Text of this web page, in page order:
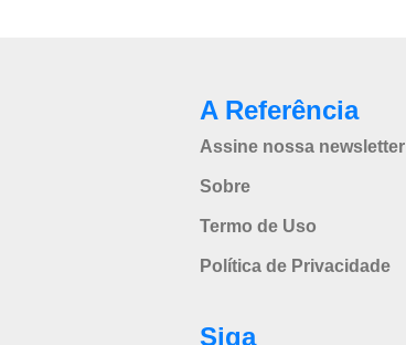
A Referência
Assine nossa newsletter
Sobre
Termo de Uso
Política de Privacidade
Siga